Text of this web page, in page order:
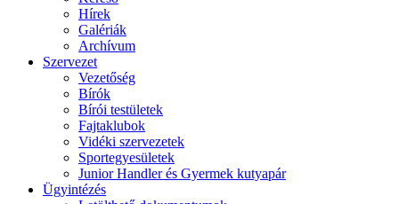
Hírek
Galériák
Archívum
Szervezet
Vezetőség
Bírók
Bírói testületek
Fajtaklubok
Vidéki szervezetek
Sportegyesületek
Junior Handler és Gyermek kutyapár
Ügyintézés